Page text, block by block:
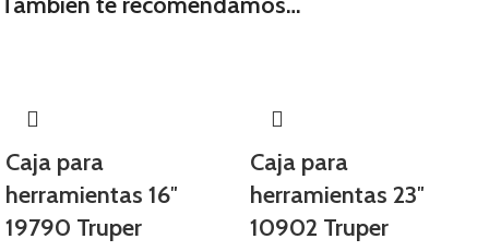
Caja para
herramientas 16″
19790 Truper
Caja para
herramientas 23″
10902 Truper